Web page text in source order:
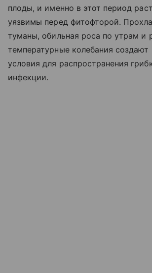
плоды, и именно в этот период
уязвимы перед фитофторой.
туманы, обильная роса по утрам и
температурные колебания
условия для распространения
инфекции.